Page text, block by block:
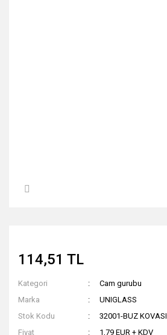
114,51 TL
Kategori
Cam gurubu
Marka
UNIGLASS
Stok Kodu
32001-BUZ KOVASI
Fiyat
1,79 EUR + KDV